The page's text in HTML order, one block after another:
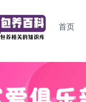
首页